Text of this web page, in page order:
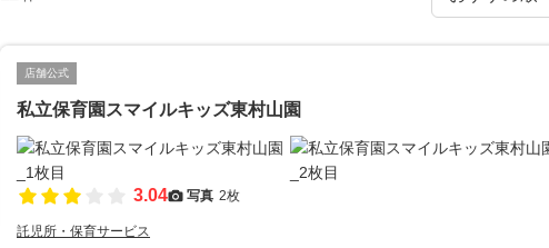
店舗公式
私立保育園スマイルキッズ東村山園
3.04 写真 2枚
託児所・保育サービス